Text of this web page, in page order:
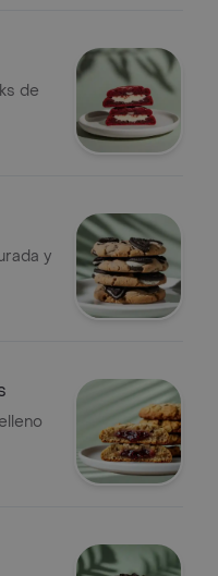
de
y